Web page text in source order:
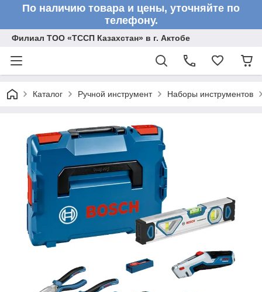
По наличию товара и цены, уточняйте по
телефону.
Филиал ТОО «ТССП Казахстан» в г. Актобе
Каталог Ручной инструмент Наборы инструментов